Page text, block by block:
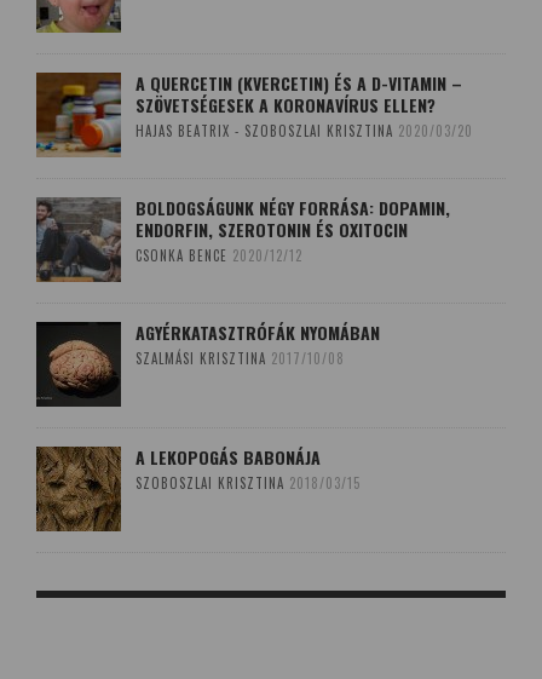
A QUERCETIN (KVERCETIN) ÉS A D-VITAMIN –
SZÖVETSÉGESEK A KORONAVÍRUS ELLEN?
HAJAS BEATRIX - SZOBOSZLAI KRISZTINA 2020/03/20
BOLDOGSÁGUNK NÉGY FORRÁSA: DOPAMIN,
ENDORFIN, SZEROTONIN ÉS OXITOCIN
CSONKA BENCE 2020/12/12
AGYÉRKATASZTRÓFÁK NYOMÁBAN
SZALMÁSI KRISZTINA 2017/10/08
A LEKOPOGÁS BABONÁJA
SZOBOSZLAI KRISZTINA 2018/03/15